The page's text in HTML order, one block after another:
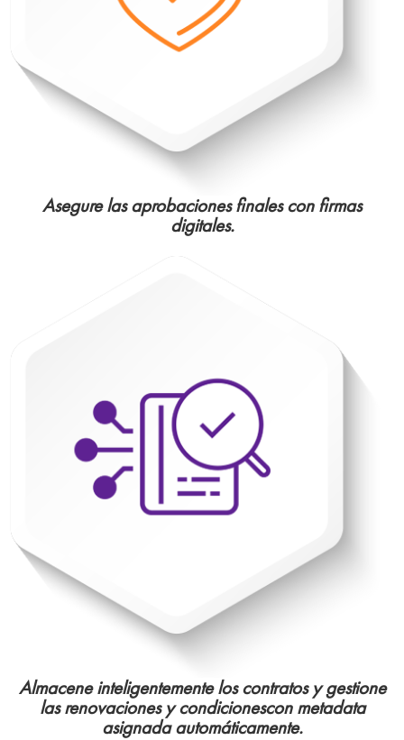
Asegure las aprobaciones finales con firmas
digitales.
Almacene inteligentemente los contratos y gestione
las renovaciones y condicionescon metadata
asignada automáticamente.